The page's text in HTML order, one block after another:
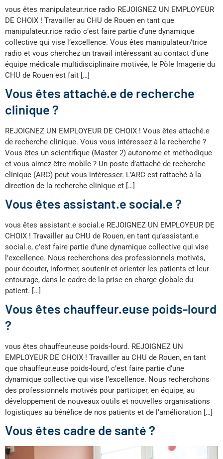
vous êtes manipulateur.rice radio REJOIGNEZ UN EMPLOYEUR
DE CHOIX ! Travailler au CHU de Rouen en tant que
manipulateur.rice radio c’est faire partie d’une dynamique
collective qui vise l’excellence. Vous êtes manipulateur/trice
radio et vous cherchez un travail intéressant au contact d’une
équipe médicale multidisciplinaire motivée, le Pôle Imagerie du
CHU de Rouen est fait […]
Vous êtes attaché.e de recherche
clinique ?
REJOIGNEZ UN EMPLOYEUR DE CHOIX ! Vous êtes attaché.e
de recherche clinique. Vous vous intéressez à la recherche ?
Vous êtes un scientifique (Master 2) autonome et méthodique
et vous aimez être mobile ? Un poste d’attaché de recherche
clinique (ARC) peut vous intéresser. L’ARC est rattaché à la
direction de la recherche clinique et […]
Vous êtes assistant.e social.e ?
vous êtes assistant.e social.e REJOIGNEZ UN EMPLOYEUR DE
CHOIX ! Travailler au CHU de Rouen, en tant qu’assistant.e
social.e, c’est faire partie d’une dynamique collective qui vise
l’excellence. Nous recherchons des professionnels motivés,
pour écouter, informer, soutenir et orienter les patients et leur
entourage, dans le cadre de la prise en charge globale du
patient. […]
Vous êtes chauffeur.euse poids-lourd
?
vous êtes chauffeur.euse poids-lourd. REJOIGNEZ UN
EMPLOYEUR DE CHOIX ! Travailler au CHU de Rouen, en tant
que chauffeur.euse poids-lourd, c’est faire partie d’une
dynamique collective qui vise l’excellence. Nous recherchons
des professionnels motivés pour participer, en équipe, au
développement de nouveaux outils et nouvelles organisations
logistiques au bénéfice de nos patients et de l’amélioration […]
Vous êtes cadre de santé ?